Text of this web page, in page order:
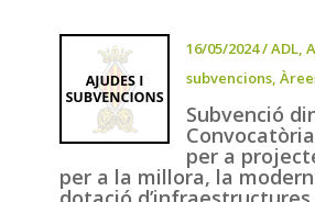
16/05/2024/ADL,
subvencions,
Subvenció
per a
per a la millora, la